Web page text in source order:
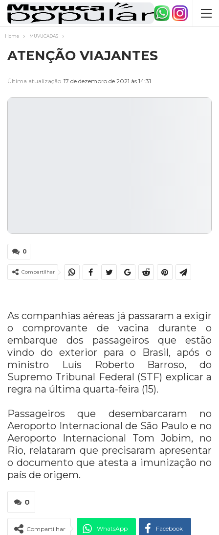
Home MUVUCADAS
ATENÇÃO VIAJANTES
Última atualização 17 de dezembro de 2021 às 14:31
0
Compartilhar
As companhias aéreas já passaram a exigir
o comprovante de vacina durante o
embarque dos passageiros que estão
vindo do exterior para o Brasil, após o
ministro Luís Roberto Barroso, do
Supremo Tribunal Federal (STF) explicar a
regra na última quarta-feira (15).
Passageiros que desembarcaram no
Aeroporto Internacional de São Paulo e no
Aeroporto Internacional Tom Jobim, no
Rio, relataram que precisaram apresentar
o documento que atesta a imunização no
país de origem.
0
Compartilhar WhatsApp Facebook